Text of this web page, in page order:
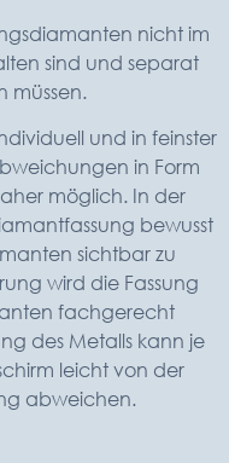
nicht im
sind und separat
müssen.
und in feinster
in Form
möglich. In der
bewusst
sichtbar zu
wird die Fassung
fachgerecht
des Metalls kann je
leicht von der
abweichen.